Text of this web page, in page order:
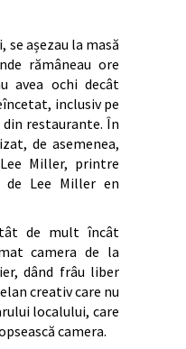
se așezau la masă
rămâneau ore
avea ochi decât
inclusiv pe
restaurante. În
de asemenea,
Miller, printre
de Lee Miller en
de mult încât
camera de la
dând frâu liber
creativ care nu
localului, care
camera.